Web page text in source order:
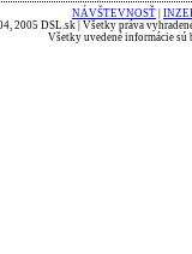
NÁVŠTEVNOSŤ
2005 DSL.sk | Všetky práva
Všetky uvedené informácie sú